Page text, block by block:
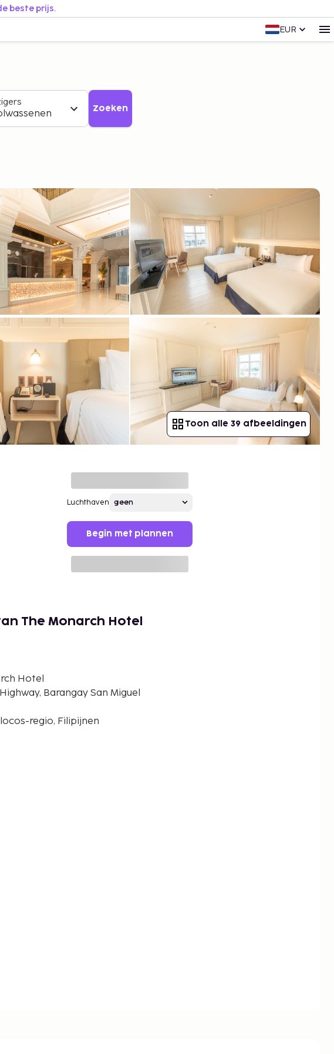
beste prijs.
EUR
Zoeken
Toon alle 39 afbeeldingen
Luchthaven
Begin met plannen
The Monarch Hotel
Hotel
Barangay San Miguel
regio, Filipijnen